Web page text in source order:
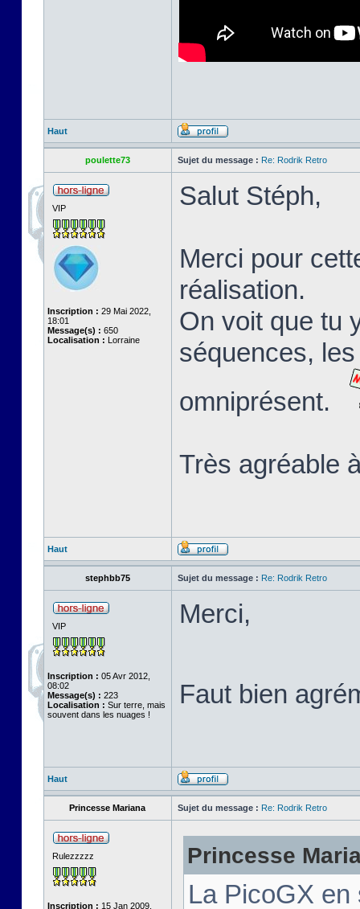
Haut
poulette73 Sujet du message : Re: Rodrik Retro
VIP
Inscription : 29 Mai 2022,
18:01
Message(s) : 650
Localisation : Lorraine
Salut Stéph,
Merci pour
réalisation.
On voit que tu
séquences,
omniprésent.
Très agréable
Haut
stephbb75 Sujet du message : Re: Rodrik Retro
VIP
Inscription : 05 Avr 2012,
08:02
Message(s) : 223
Localisation : Sur terre, mais
souvent dans les nuages !
Merci,
Faut bien
Haut
Princesse Mariana Sujet du message : Re: Rodrik Retro
Rulezzzzz
Inscription : 15 Jan 2009,
Princesse
La PicoGX